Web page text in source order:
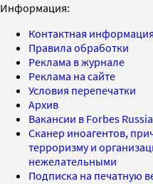
Информация:
Контактная информация
Правила обработки
Реклама в журнале
Реклама на сайте
Условия перепечатки
Архив
Вакансии в Forbes Russia
Сканер иноагентов,
терроризму и
нежелательными
Подписка на печатную